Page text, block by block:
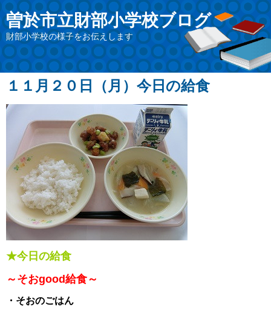
曽於市立財部小学校ブログ
財部小学校の様子をお伝えします
１１月２０日（月）今日の給食
★今日の給食
～そおgood給食～
・そおのごはん